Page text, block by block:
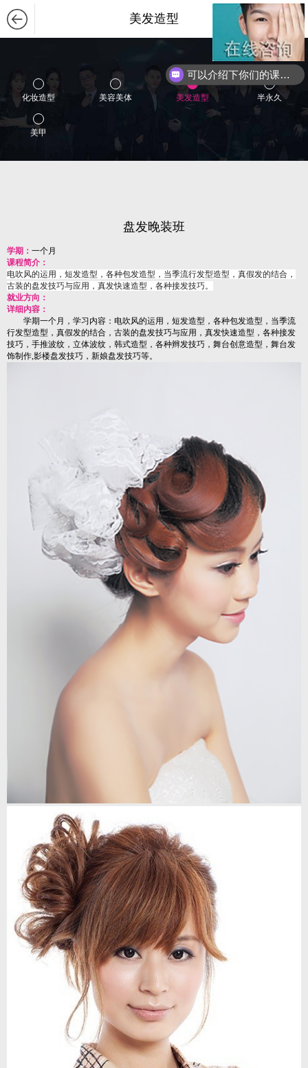
美发造型
化妆造型 美容美体 美发造型 半永久
美甲
盘发晚装班
学期： 一个月
课程简介：
电吹风的运用，短发造型，各种包发造型，当季流行发型造型，真假发的结合，
古装的盘发技巧与应用，真发快速造型，各种接发技巧。
就业方向：
详细内容：
学期一个月，学习内容：电吹风的运用，短发造型，各种包发造型，当季流
行发型造型，真假发的结合，古装的盘发技巧与应用，真发快速造型，各种接发
技巧，手推波纹，立体波纹，韩式造型，各种辫发技巧，舞台创意造型，舞台发
饰制作,影楼盘发技巧，新娘盘发技巧等。
可以介绍下你们的课程么？